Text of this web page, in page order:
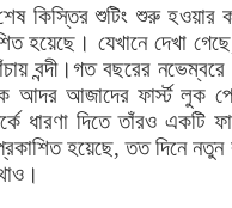
কিস্তির শুটিং শুরু হওয়ার
হয়েছে। যেখানে দেখা
বন্দী।গত বছরের নভেম্বরে
আদর আজাদের ফার্স্ট লুক
ধারণা দিতে তাঁরও একটি
হয়েছে, তত দিনে